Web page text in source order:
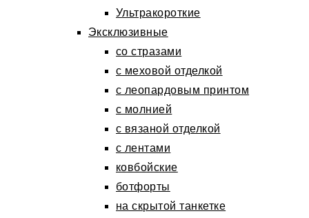
Ультракороткие
Эксклюзивные
со стразами
с меховой отделкой
с леопардовым принтом
с молнией
с вязаной отделкой
с лентами
ковбойские
ботфорты
на скрытой танкетке